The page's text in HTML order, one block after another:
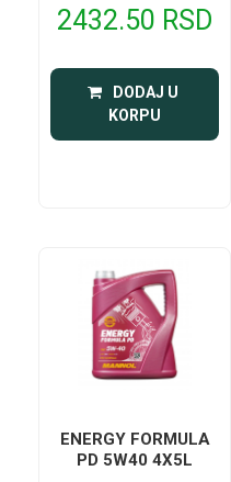
2432.50 RSD
DODAJ U
KORPU
ENERGY FORMULA
PD 5W40 4X5L